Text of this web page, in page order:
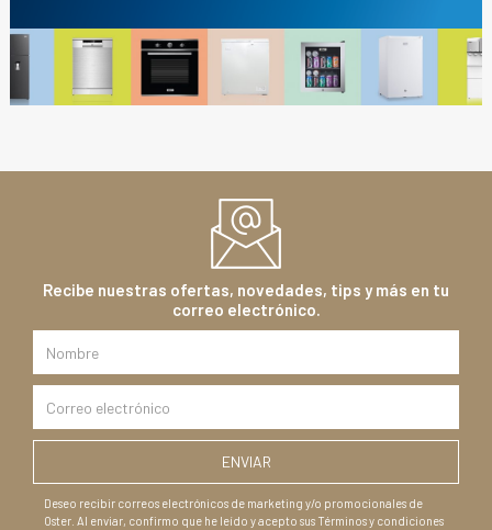
Recibe nuestras ofertas, novedades, tips y más en tu
correo electrónico.
Deseo recibir correos electrónicos de marketing y/o promocionales de
Oster. Al enviar, confirmo que he leído y acepto sus Términos y condiciones